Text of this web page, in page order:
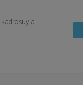
kadrosuyla